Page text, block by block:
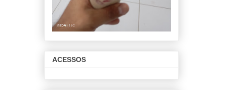
ACESSOS